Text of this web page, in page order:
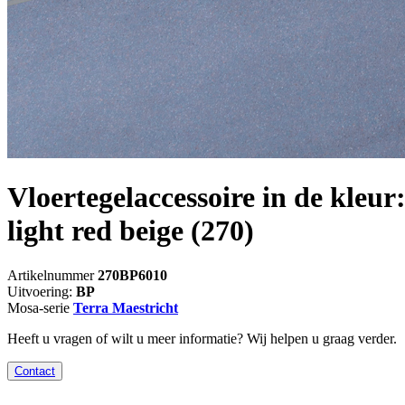
Vloertegelaccessoire in de kleur:
light red beige (270)
Artikelnummer270BP6010
Uitvoering: BP
Mosa-serie Terra Maestricht
Heeft u vragen of wilt u meer informatie? Wij helpen u graag verder.
Contact